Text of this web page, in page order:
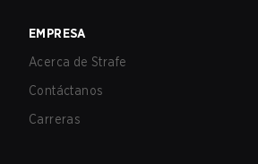
EMPRESA
Acerca de Strafe
Contáctanos
Carreras